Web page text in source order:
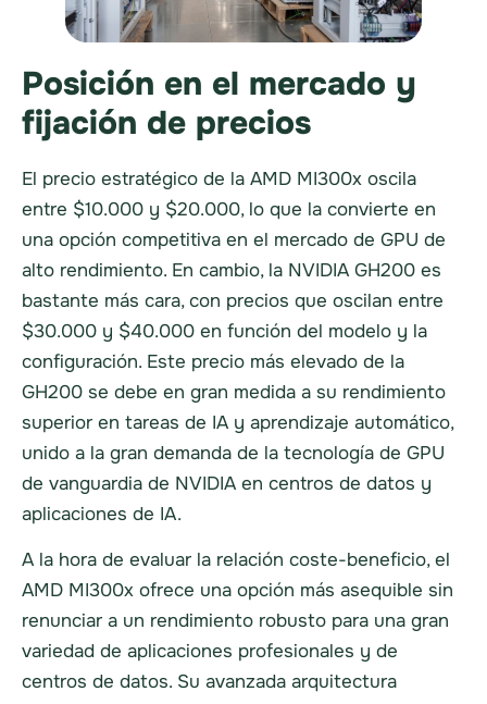
Posición en el mercado y
fijación de precios
El precio estratégico de la AMD MI300x oscila
entre $10.000 y $20.000, lo que la convierte en
una opción competitiva en el mercado de GPU de
alto rendimiento. En cambio, la NVIDIA GH200 es
bastante más cara, con precios que oscilan entre
$30.000 y $40.000 en función del modelo y la
configuración. Este precio más elevado de la
GH200 se debe en gran medida a su rendimiento
superior en tareas de IA y aprendizaje automático,
unido a la gran demanda de la tecnología de GPU
de vanguardia de NVIDIA en centros de datos y
aplicaciones de IA.
A la hora de evaluar la relación coste-beneficio, el
AMD MI300x ofrece una opción más asequible sin
renunciar a un rendimiento robusto para una gran
variedad de aplicaciones profesionales y de
centros de datos. Su avanzada arquitectura